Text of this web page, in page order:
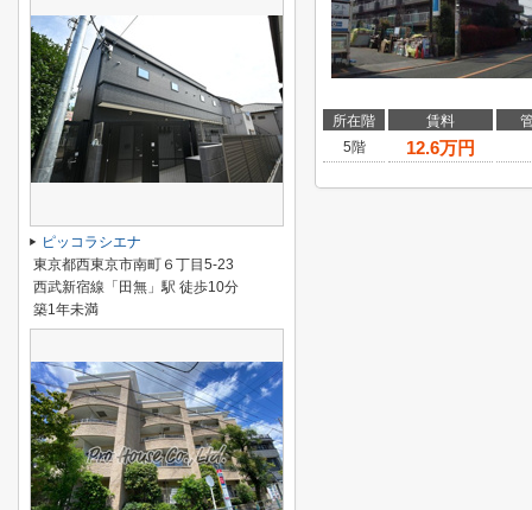
所在階 賃料
5階
12.6万円
ピッコラシエナ
東京都西東京市南町６丁目5-23
西武新宿線「田無」駅 徒歩10分
築1年未満